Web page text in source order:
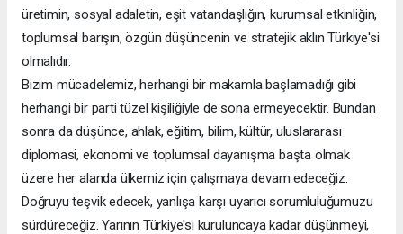
üretimin, sosyal adaletin, eşit vatandaşlığın, kurumsal etkinliğin,
toplumsal barışın, özgün düşüncenin ve stratejik aklın Türkiye'si
olmalıdır.
Bizim mücadelemiz, herhangi bir makamla başlamadığı gibi
herhangi bir parti tüzel kişiliğiyle de sona ermeyecektir. Bundan
sonra da düşünce, ahlak, eğitim, bilim, kültür, uluslararası
diplomasi, ekonomi ve toplumsal dayanışma başta olmak
üzere her alanda ülkemiz için çalışmaya devam edeceğiz.
Doğruyu teşvik edecek, yanlışa karşı uyarıcı sorumluluğumuzu
sürdüreceğiz. Yarının Türkiye'si kuruluncaya kadar düşünmeyi,